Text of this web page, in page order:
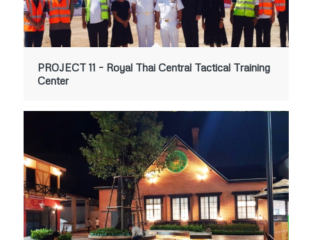
PROJECT 11 – Royal Thai Central Tactical Training
Center